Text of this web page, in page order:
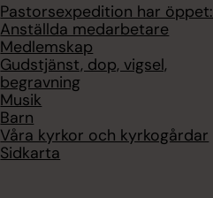
Pastorsexpedition har öppet:
Anställda medarbetare
Medlemskap
Gudstjänst, dop, vigsel,
begravning
Musik
Barn
Våra kyrkor och kyrkogårdar
Sidkarta